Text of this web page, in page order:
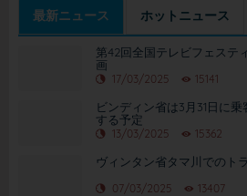
最新ニュース ホットニュース
第42回全国テレビフェステ
画
17/03/2025 15141
ビンディン省は3月31日に
する予定
13/03/2025 15362
ヴィンタン省タマ川でのト
07/03/2025 13407